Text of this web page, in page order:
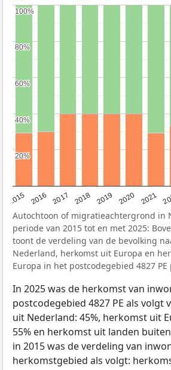
2015 2016 2017 2018 2019 2020 2021
20%
20%
40%
40%
60%
60%
80%
80%
100%
100%
Autochtoon of migratieachtergrond in
periode van 2015 tot en met 2025:
toont de verdeling van de bevolking
Nederland, herkomst uit Europa en
Europa in het postcodegebied 4827 PE
In 2025 was de herkomst van
postcodegebied 4827 PE als volgt
uit Nederland: 45%, herkomst uit
55% en herkomst uit landen buiten
in 2015 was de verdeling van
herkomstgebied als volgt: